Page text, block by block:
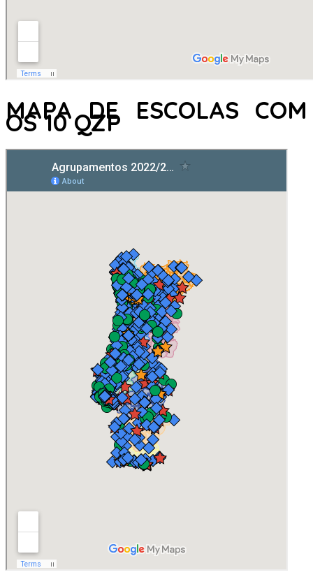
MAPA DE ESCOLAS COM
OS 10 QZP